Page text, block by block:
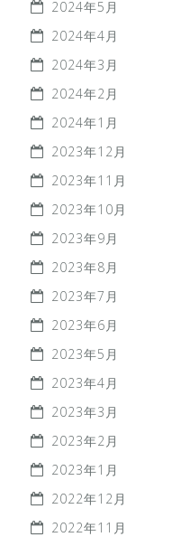
2024年5月
2024年4月
2024年3月
2024年2月
2024年1月
2023年12月
2023年11月
2023年10月
2023年9月
2023年8月
2023年7月
2023年6月
2023年5月
2023年4月
2023年3月
2023年2月
2023年1月
2022年12月
2022年11月